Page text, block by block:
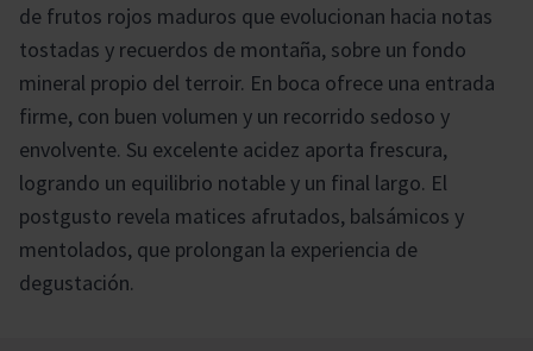
de frutos rojos maduros que evolucionan hacia notas
tostadas y recuerdos de montaña, sobre un fondo
mineral propio del terroir. En boca ofrece una entrada
firme, con buen volumen y un recorrido sedoso y
envolvente. Su excelente acidez aporta frescura,
logrando un equilibrio notable y un final largo. El
postgusto revela matices afrutados, balsámicos y
mentolados, que prolongan la experiencia de
degustación.